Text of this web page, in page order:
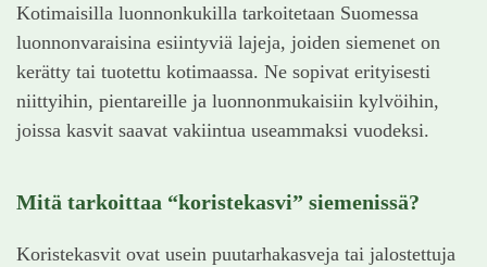
Kotimaisilla luonnonkukilla tarkoitetaan Suomessa
luonnonvaraisina esiintyviä lajeja, joiden siemenet on
kerätty tai tuotettu kotimaassa. Ne sopivat erityisesti
niittyihin, pientareille ja luonnonmukaisiin kylvöihin,
joissa kasvit saavat vakiintua useammaksi vuodeksi.
Mitä tarkoittaa “koristekasvi” siemenissä?
Koristekasvit ovat usein puutarhakasveja tai jalostettuja